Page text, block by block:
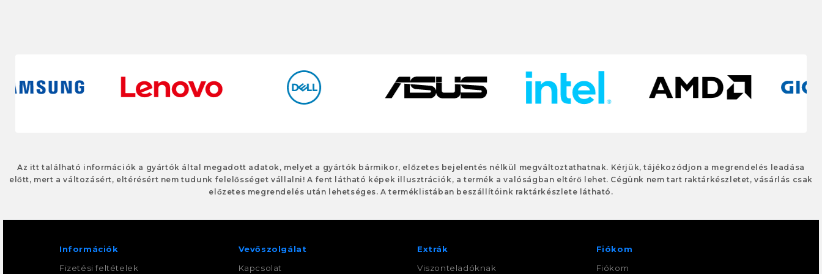
Az itt található információk a gyártók által megadott adatok, melyet a gyártók bármikor, előzetes bejelentés nélkül megváltoztathatnak. Kérjük, tájékozódjon a megrendelés leadása
előtt, mert a változásért, eltérésért nem tudunk felelősséget vállalni! A fent látható képek illusztrációk, a termék a valóságban eltérő lehet. Cégünk nem tart raktárkészletet, vásárlás csak
előzetes megrendelés után lehetséges. A terméklistában beszállítóink raktárkészlete látható.
Információk
Fizetési feltételek
Vevőszolgálat
Kapcsolat
Extrák
Viszonteladóknak
Fiókom
Fiókom